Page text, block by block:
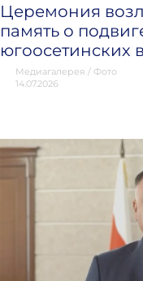
Церемония
память о
югоосетинских
Медиагалерея / Фото
14.07.2026